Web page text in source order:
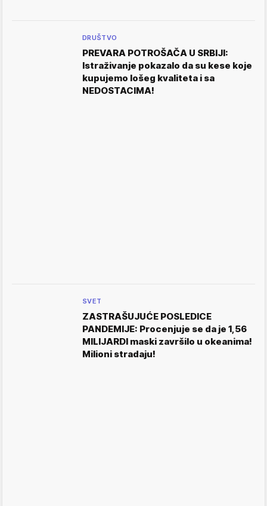
DRUŠTVO
PREVARA POTROŠAČA U SRBIJI:
Istraživanje pokazalo da su kese koje
kupujemo lošeg kvaliteta i sa
NEDOSTACIMA!
SVET
ZASTRAŠUJUĆE POSLEDICE
PANDEMIJE: Procenjuje se da je 1,56
MILIJARDI maski završilo u okeanima!
Milioni stradaju!